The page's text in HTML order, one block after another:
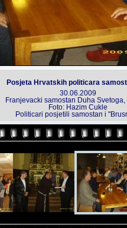
Posjeta Hrvatskih politicara
30.06.2009
Franjevacki samostan Duha
Foto: Hazim Cukle
Politicari posjetili samostan i